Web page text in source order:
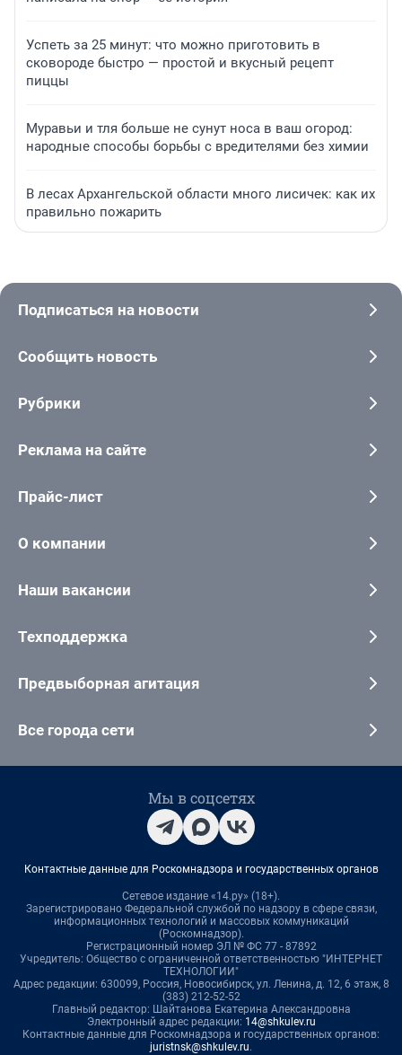
Успеть за 25 минут: что можно приготовить в
сковороде быстро — простой и вкусный рецепт
пиццы
Муравьи и тля больше не сунут носа в ваш огород:
народные способы борьбы с вредителями без химии
В лесах Архангельской области много лисичек: как их
правильно пожарить
Подписаться на новости
Сообщить новость
Рубрики
Реклама на сайте
Прайс-лист
О компании
Наши вакансии
Техподдержка
Предвыборная агитация
Все города сети
Мы в соцсетях
Контактные данные для Роскомнадзора и государственных органов
Сетевое издание «14.ру» (18+).
Зарегистрировано Федеральной службой по надзору в сфере связи,
информационных технологий и массовых коммуникаций
(Роскомнадзор).
Регистрационный номер ЭЛ № ФС 77 - 87892
Учредитель: Общество с ограниченной ответственностью "ИНТЕРНЕТ
ТЕХНОЛОГИИ"
Адрес редакции: 630099, Россия, Новосибирск, ул. Ленина, д. 12, 6 этаж, 8
(383) 212-52-52
Главный редактор: Шайтанова Екатерина Александровна
Электронный адрес редакции: 14@shkulev.ru
Контактные данные для Роскомнадзора и государственных органов:
juristnsk@shkulev.ru.